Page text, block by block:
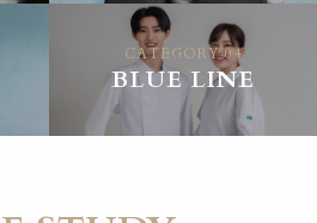
CATEGORY 04
BLUE LINE